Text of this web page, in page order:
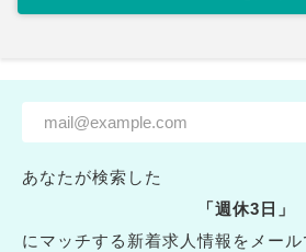
あなたが検索した
「週休3日」
にマッチする新着求人情報をメール